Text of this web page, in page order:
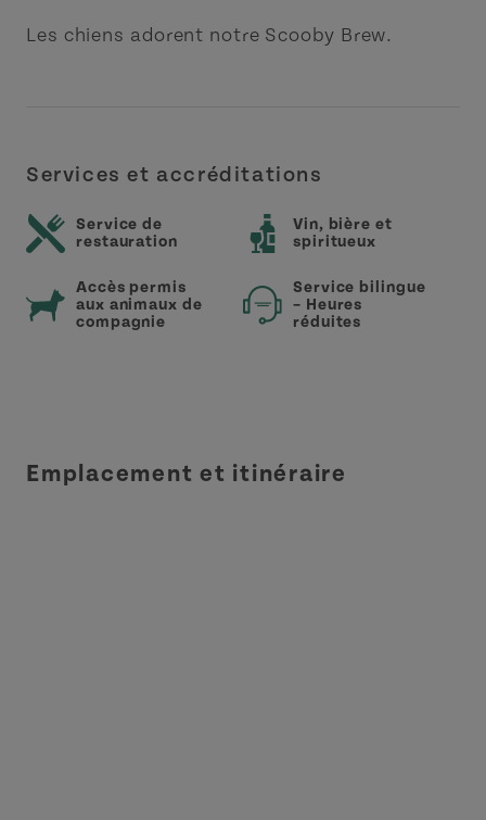
Les chiens adorent notre Scooby Brew.
Services et accréditations
Service de
restauration
Vin, bière et
spiritueux
Accès permis
aux animaux de
compagnie
Service bilingue
– Heures
réduites
Emplacement et itinéraire